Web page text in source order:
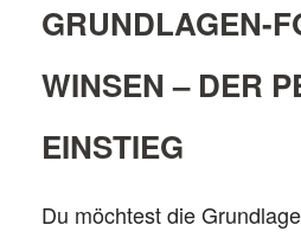
GRUNDLAGEN-
WINSEN – DER
EINSTIEG
Du möchtest die